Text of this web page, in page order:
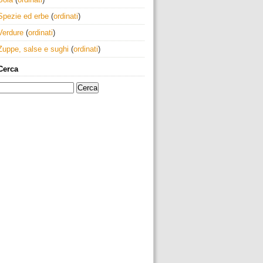
ed erbe (ordinati)
(ordinati)
salse e sughi (ordinati)